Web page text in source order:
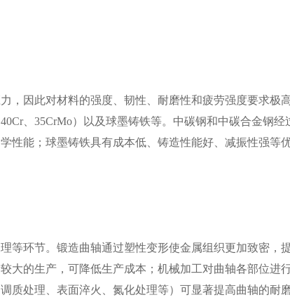
，因此对材料的强度、韧性、耐磨性和疲劳强度要求极高
、35CrMo）以及球墨铸铁等。中碳钢和中碳合金钢经
性能；球墨铸铁具有成本低、铸造性能好、减振性强等
等环节。锻造曲轴通过塑性变形使金属组织更加致密，
大的生产，可降低生产成本；机械加工对曲轴各部位进
质处理、表面淬火、氮化处理等）可显著提高曲轴的耐